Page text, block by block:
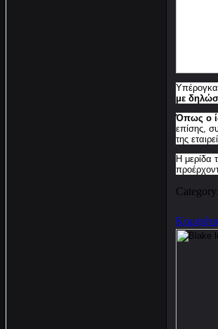
Υπέρογκα
με
Όπως ο
επίσης,
της
Η μερίδα
Category: